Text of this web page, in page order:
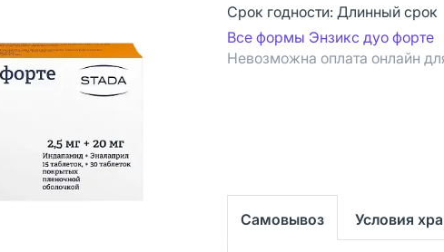
Срок годности: Длинный срок
Все формы Энзикс дуо форте
Невозможна оплата онлайн
Самовывоз Условия